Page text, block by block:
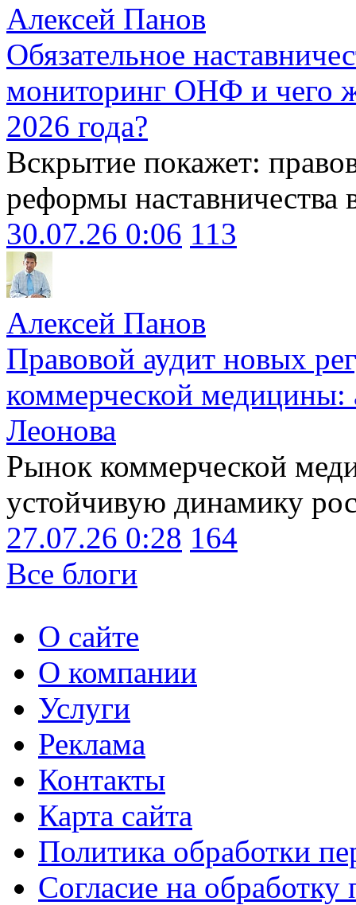
Алексей Панов
Обязательное
мониторинг ОНФ и чего
2026 года?
Вскрытие покажет:
реформы наставничества
30.07.26 0:06 113
Алексей Панов
Правовой аудит новых
коммерческой медицины:
Леонова
Рынок коммерческой
устойчивую динамику
27.07.26 0:28 164
Все блоги
О сайте
О компании
Услуги
Реклама
Контакты
Карта сайта
Политика обработки
Согласие на